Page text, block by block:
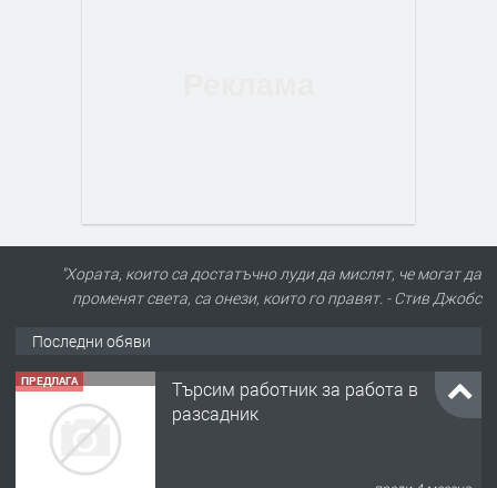
"Хората, които са достатъчно луди да мислят, че могат да
променят света, са онези, които го правят. - Стив Джобс
Последни обяви
ПРЕДЛАГА 🌱 Работник в разсадник